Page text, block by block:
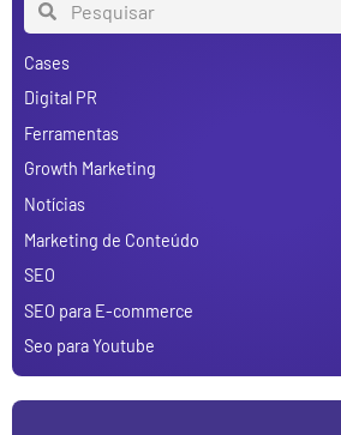
Cases
Digital PR
Ferramentas
Growth Marketing
Notícias
Marketing de Conteúdo
SEO
SEO para E-commerce
Seo para Youtube